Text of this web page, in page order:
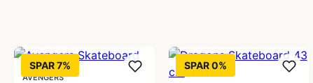
SPAR 7%
AVENGERS
SPAR 0%